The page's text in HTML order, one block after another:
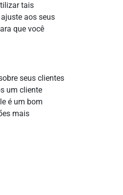
tais
aos seus
que você
seus clientes
um cliente
é um bom
mais